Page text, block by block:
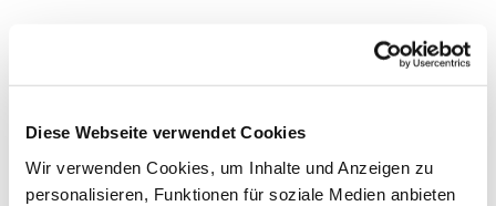
Diese Webseite verwendet Cookies
Wir verwenden Cookies, um Inhalte und Anzeigen zu
personalisieren, Funktionen für soziale Medien anbieten
Evangelische
Kirchengemeinde Remscheid